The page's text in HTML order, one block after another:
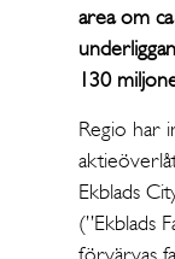
area om
130
Regio har
Ekblads
(”Ekblads